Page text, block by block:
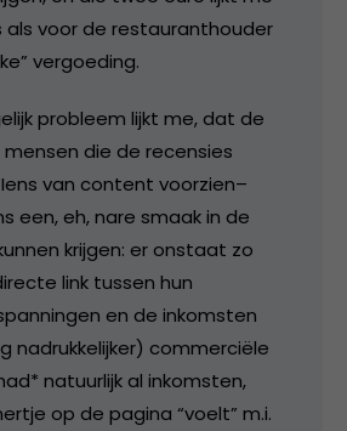
als voor de restauranthouder
vergoeding.
probleem lijkt me, dat de
mensen die de recensies
van content voorzien–
een, eh, nare smaak in de
krijgen: er onstaat zo
link tussen hun
en de inkomsten
nadrukkelijker) commerciële
natuurlijk al inkomsten,
op de pagina “voelt” m.i.